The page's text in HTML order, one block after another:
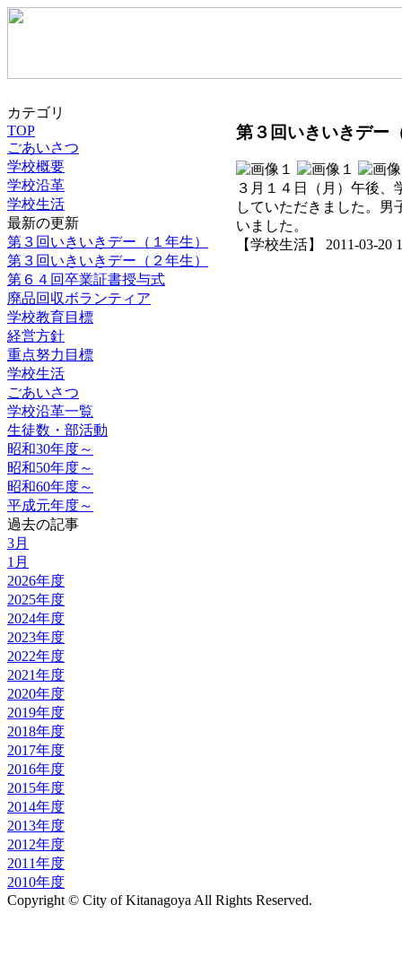
カテゴリ
TOP
ごあいさつ
学校概要
学校沿革
学校生活
最新の更新
第３回いきいきデー（１年生）
第３回いきいきデー（２年生）
第６４回卒業証書授与式
廃品回収ボランティア
学校教育目標
経営方針
重点努力目標
学校生活
ごあいさつ
学校沿革一覧
生徒数・部活動
昭和30年度～
昭和50年度～
昭和60年度～
平成元年度～
過去の記事
3月
1月
2026年度
2025年度
2024年度
2023年度
2022年度
2021年度
2020年度
2019年度
2018年度
2017年度
2016年度
2015年度
2014年度
2013年度
2012年度
2011年度
2010年度
第３回いきいきデー
３月１４日（月）午後
していただきました。男
いました。
【学校生活】 2011-03-20
Copyright © City of Kitanagoya All Rights Reserved.